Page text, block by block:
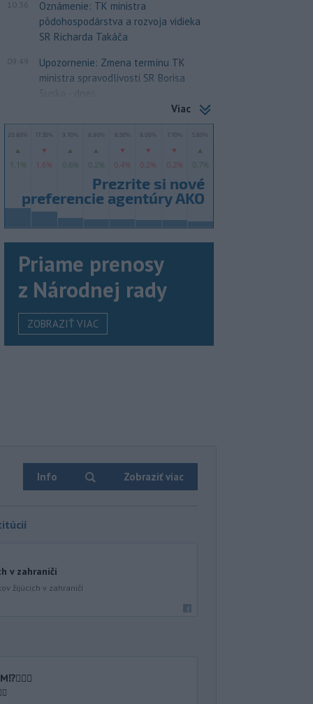
10:36
Oznámenie: TK ministra
pôdohospodárstva a rozvoja vidieka
SR Richarda Takáča
09:49
Upozornenie: Zmena termínu TK
ministra spravodlivosti SR Borisa
Suska - dnes
Viac
Priame prenosy
z Národnej rady
ZOBRAZIŤ VIAC
Info Zobraziť viac
v zahraničí
žijúcich v zahraničí